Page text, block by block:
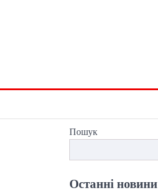
Пошук
Останні новини